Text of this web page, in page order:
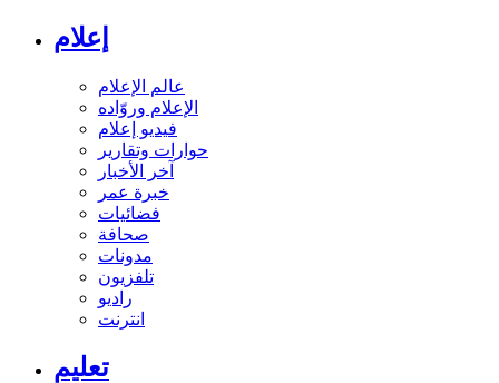
إعلام
عالم الإعلام
الإعلام وروّاده
فيديو إعلام
حوارات وتقارير
آخر الأخبار
خبرة عمر
فضائيات
صحافة
مدونات
تلفزيون
راديو
انترنت
تعليم